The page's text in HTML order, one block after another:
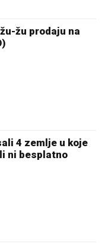
žu prodaju na
4 zemlje u koje
ni besplatno